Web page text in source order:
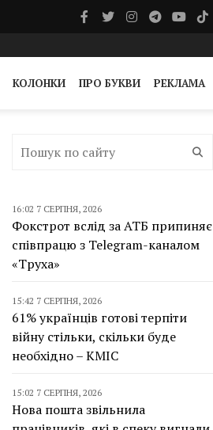
КОЛОНКИ ПРО БУКВИ РЕКЛАМА
16:02 7 СЕРПНЯ, 2026
Фокстрот вслід за АТБ припиняє
співпрацю з Telegram-каналом
«Труха»
15:42 7 СЕРПНЯ, 2026
61% українців готові терпіти
війну стільки, скільки буде
необхідно – КМІС
15:02 7 СЕРПНЯ, 2026
Нова пошта звільнила